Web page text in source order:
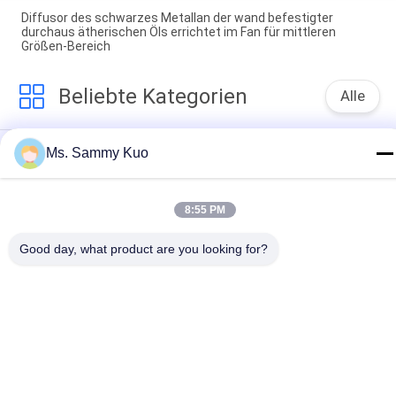
Diffusor des schwarzes Metallan der wand befestigter
durchaus ätherischen Öls errichtet im Fan für mittleren
Größen-Bereich
Beliebte Kategorien Alle
Geruch-Luft-
Maschine
Duftöl Der Hotel-
Kollektion
Diffusoren Des
Aromatherapie-
Ms. Sammy Kuo
8:55 PM
Good day, what product are you looking for?